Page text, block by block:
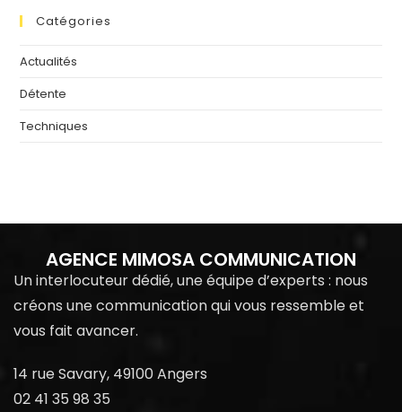
Catégories
Actualités
Détente
Techniques
AGENCE MIMOSA COMMUNICATION
Un interlocuteur dédié, une équipe d’experts : nous
créons une communication qui vous ressemble et
vous fait avancer.
14 rue Savary, 49100 Angers
02 41 35 98 35